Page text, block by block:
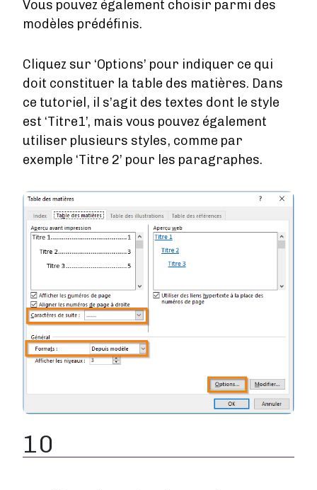
Vous pouvez également choisir parmi des
modèles prédéfinis.
Cliquez sur ‘Options’ pour indiquer ce qui
doit constituer la table des matières. Dans
ce tutoriel, il s’agit des textes dont le style
est ‘Titre1’, mais vous pouvez également
utiliser plusieurs styles, comme par
exemple ‘Titre 2’ pour les paragraphes.
Image
10